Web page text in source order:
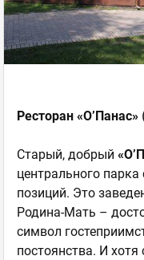
Ресторан «О’Панас»
Старый, добрый
центрального
позиций. Это
Родина-Мать –
символ
постоянства. И